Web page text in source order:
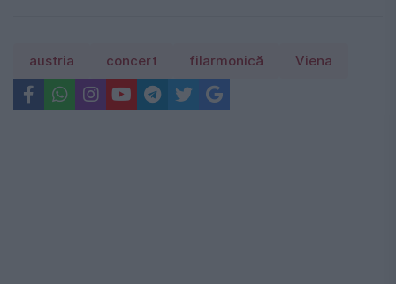
austria concert filarmonică Viena